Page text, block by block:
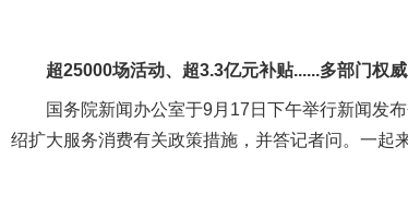
超25000场活动、超3.3亿元补贴......多部门权威
国务院新闻办公室于9月17日下午举行新闻发布
绍扩大服务消费有关政策措施，并答记者问。一